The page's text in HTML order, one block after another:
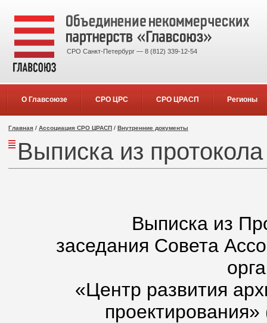
СРО Санкт-Петербург — 8 (812) 339-12-54
О Главсоюзе СРО ЦРС СРО ЦРАСП Регионы
Главная / Ассоциация СРО ЦРАСП / Внутренние документы
Выписка из протокола
Выписка из
заседания Совета
«Центр развития